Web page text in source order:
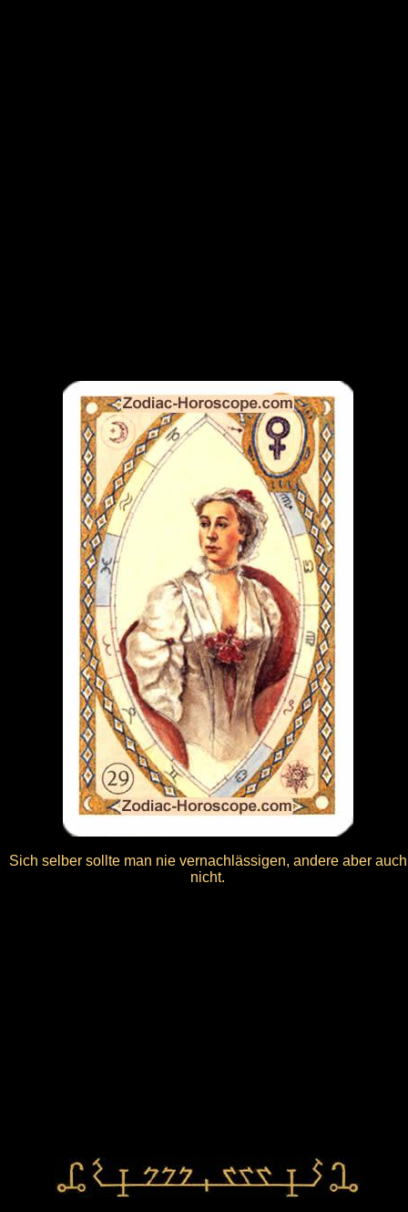
Sich selber sollte man nie vernachlässigen, andere aber auch
nicht.